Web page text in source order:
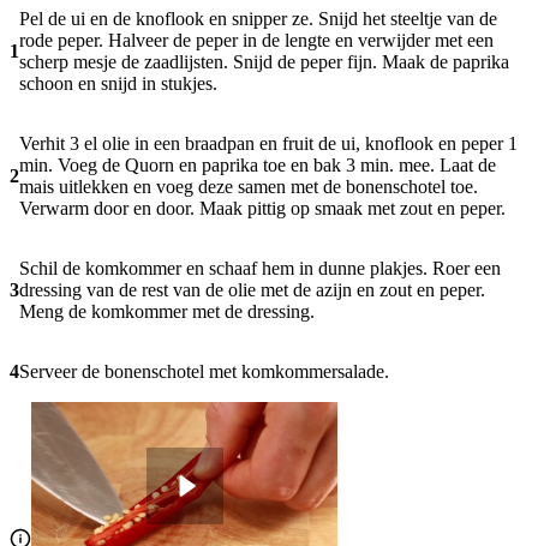
1
Pel de ui en de knoflook en snipper ze. Snijd het steeltje van de
rode peper. Halveer de peper in de lengte en verwijder met een
scherp mesje de zaadlijsten. Snijd de peper fijn. Maak de paprika
schoon en snijd in stukjes.
2
Verhit 3 el olie in een braadpan en fruit de ui, knoflook en peper 1
min. Voeg de Quorn en paprika toe en bak 3 min. mee. Laat de
mais uitlekken en voeg deze samen met de bonenschotel toe.
Verwarm door en door. Maak pittig op smaak met zout en peper.
3
Schil de komkommer en schaaf hem in dunne plakjes. Roer een
dressing van de rest van de olie met de azijn en zout en peper.
Meng de komkommer met de dressing.
4Serveer de bonenschotel met komkommersalade.